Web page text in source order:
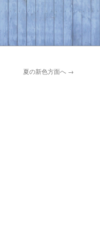
夏の新色方面へ →